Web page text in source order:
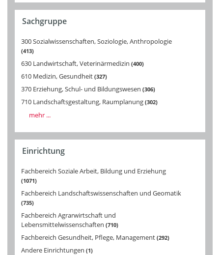
Sachgruppe
300 Sozialwissenschaften, Soziologie, Anthropologie
413
630 Landwirtschaft, Veterinärmedizin 400
610 Medizin, Gesundheit 327
370 Erziehung, Schul- und Bildungswesen 306
710 Landschaftsgestaltung, Raumplanung 302
mehr ...
Einrichtung
Fachbereich Soziale Arbeit, Bildung und Erziehung
1071
Fachbereich Landschaftswissenschaften und Geomatik
735
Fachbereich Agrarwirtschaft und
Lebensmittelwissenschaften 710
Fachbereich Gesundheit, Pflege, Management 292
Andere Einrichtungen 1